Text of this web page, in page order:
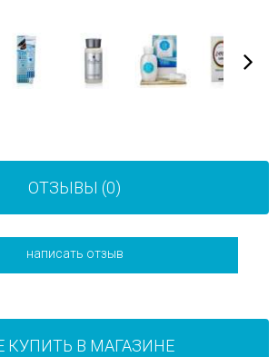
ОТЗЫВЫ (0)
написать отзыв
КУПИТЬ В МАГАЗИНЕ